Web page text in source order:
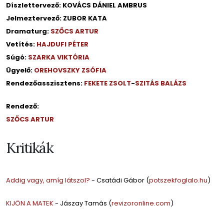
Díszlettervező: KOVÁCS DÁNIEL AMBRUS
Jelmeztervező: ZUBOR KATA
Dramaturg: SZŐCS ARTUR
Vetítés: HAJDUFI PÉTER
Súgó: SZARKA VIKTÓRIA
Ügyelő: OREHOVSZKY ZSÓFIA
Rendezőasszisztens: FEKETE ZSOLT-SZITÁS BALÁZS
Rendező:
SZŐCS ARTUR
Kritikák
Addig vagy, amíg látszol? - Csatádi Gábor (potszekfoglalo.hu)
KIJÖN A MATEK - Jászay Tamás (revizoronline.com)